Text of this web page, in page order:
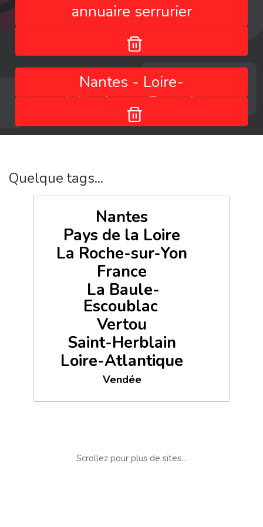
annuaire serrurier
Nantes - Loire-
Atlantique - Pays de
la Loire - France
Quelque tags...
Nantes
Pays de la Loire
La Roche-sur-Yon
France
La Baule-
Escoublac
Vertou
Saint-Herblain
Loire-Atlantique
Vendée
Scrollez pour plus de sites...